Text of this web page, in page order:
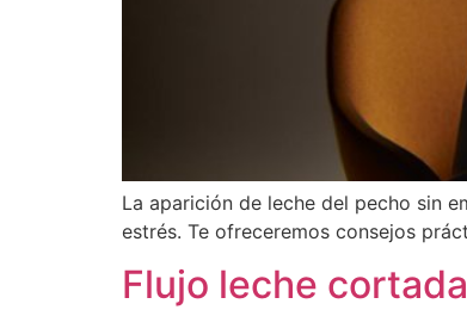
La aparición de leche del pecho sin
estrés. Te ofreceremos consejos
Flujo leche